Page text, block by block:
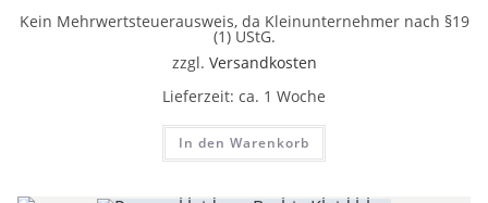
Kein Mehrwertsteuerausweis, da Kleinunternehmer nach §19
(1) UStG.
zzgl. Versandkosten
Lieferzeit: ca. 1 Woche
In den Warenkorb